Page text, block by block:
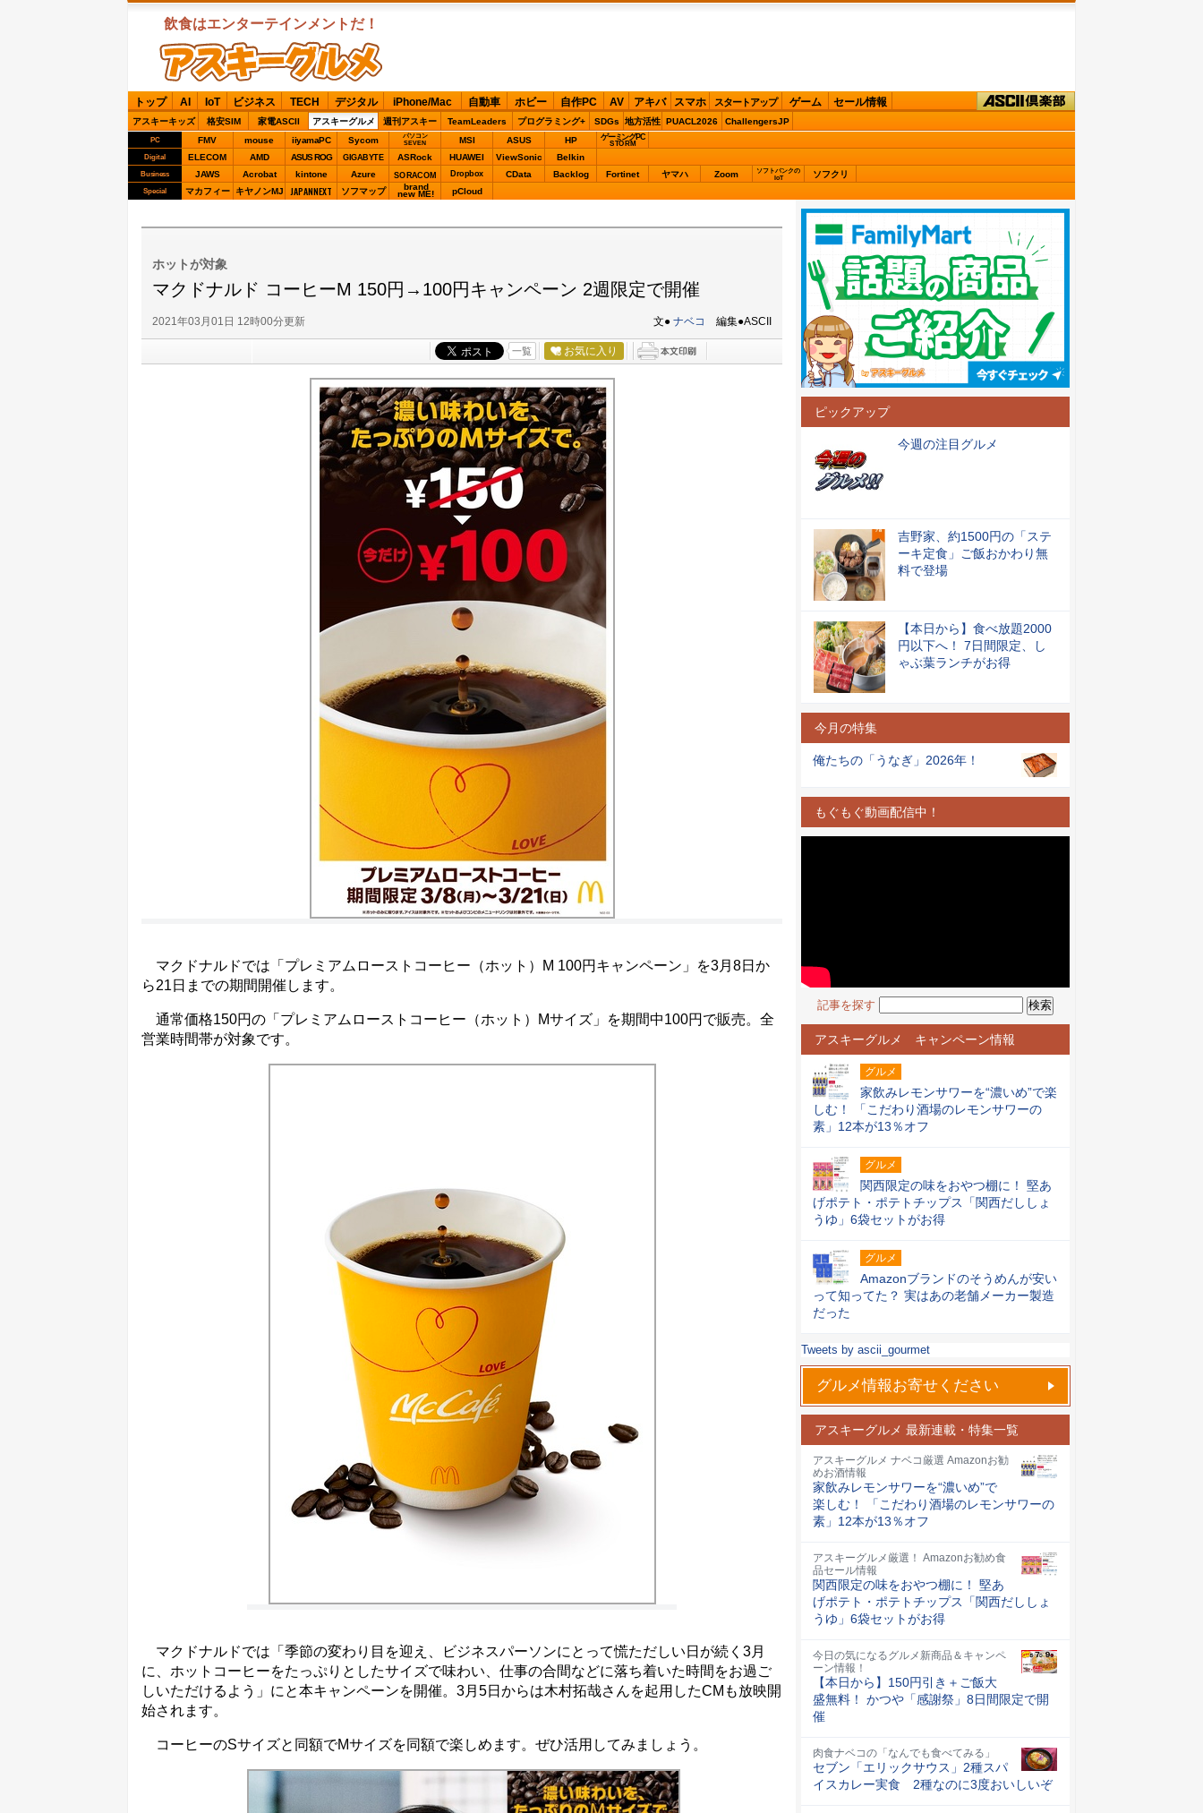
飲食はエンターテインメントだ！
ASCIIグルメ
トップ AI IoT ビジネス TECH デジタル iPhone/Mac 自動車 ホビー 自作PC AV アキバ スマホ スタートアップ ゲーム セール情報
アスキーキッズ 格安SIM 家電ASCII アスキーグルメ 週刊アスキー TeamLeaders プログラミング+ SDGs 地方活性 PUACL2026 ChallengersJP
PC FMV mouse iiyamaPC Sycom
パソコン
SEVEN
MSI ASUS HP ゲーミングPC
STORM
Digital ELECOM AMD ASUS ROG GIGABYTE ASRock HUAWEI ViewSonic Belkin
Business JAWS Acrobat kintone Azure SORACOM Dropbox CData Backlog Fortinet ヤマハ Zoom
ソフトバンクの
IoT
ソフクリ
Special マカフィー キヤノンMJ JAPANNEXT ソフマップ brand
new ME! pCloud
ホットが対象
マクドナルド コーヒーM 150円→100円キャンペーン 2週限定で開催
2021年03月01日 12時00分更新 文● ナベコ 編集●ASCII
一覧 お気に入り
マクドナルドでは「プレミアムローストコーヒー（ホット）M 100円キャンペーン」を3月8日か
ら21日までの期間開催します。
通常価格150円の「プレミアムローストコーヒー（ホット）Mサイズ」を期間中100円で販売。全
営業時間帯が対象です。
マクドナルドでは「季節の変わり目を迎え、ビジネスパーソンにとって慌ただしい日が続く3月
に、ホットコーヒーをたっぷりとしたサイズで味わい、仕事の合間などに落ち着いた時間をお過ご
しいただけるよう」にと本キャンペーンを開催。3月5日からは木村拓哉さんを起用したCMも放映開
始されます。
コーヒーのSサイズと同額でMサイズを同額で楽しめます。ぜひ活用してみましょう。
ピックアップ
今週の注目グルメ
吉野家、約1500円の「ステ
ーキ定食」ご飯おかわり無
料で登場
【本日から】食べ放題2000
円以下へ！ 7日間限定、し
ゃぶ葉ランチがお得
今月の特集
俺たちの「うなぎ」2026年！
もぐもぐ動画配信中！
記事を探す
アスキーグルメ キャンペーン情報
グルメ
家飲みレモンサワーを“濃いめ”で楽
しむ！ 「こだわり酒場のレモンサワーの
素」12本が13％オフ
グルメ
関西限定の味をおやつ棚に！ 堅あ
げポテト・ポテトチップス「関西だししょ
うゆ」6袋セットがお得
グルメ
Amazonブランドのそうめんが安い
って知ってた？ 実はあの老舗メーカー製造
だった
Tweets by ascii_gourmet
グルメ情報お寄せください
アスキーグルメ 最新連載・特集一覧
アスキーグルメ ナベコ厳選 Amazonお勧
めお酒情報
家飲みレモンサワーを“濃いめ”で
楽しむ！ 「こだわり酒場のレモンサワーの
素」12本が13％オフ
アスキーグルメ厳選！ Amazonお勧め食
品セール情報
関西限定の味をおやつ棚に！ 堅あ
げポテト・ポテトチップス「関西だししょ
うゆ」6袋セットがお得
今日の気になるグルメ新商品＆キャンペ
ーン情報！
【本日から】150円引き＋ご飯大
盛無料！ かつや「感謝祭」8日間限定で開
催
肉食ナベコの「なんでも食べてみる」
セブン「エリックサウス」2種スパ
イスカレー実食 2種なのに3度おいしいぞ